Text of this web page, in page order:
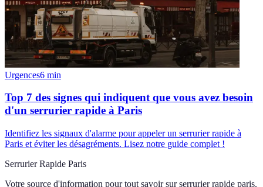
Urgences6 min
Top 7 des signes qui indiquent que vous avez besoin
d'un serrurier rapide à Paris
Identifiez les signaux d'alarme pour appeler un serrurier rapide à
Paris et éviter les désagréments. Lisez notre guide complet !
Serrurier Rapide Paris
Votre source d'information pour tout savoir sur serrurier rapide paris.